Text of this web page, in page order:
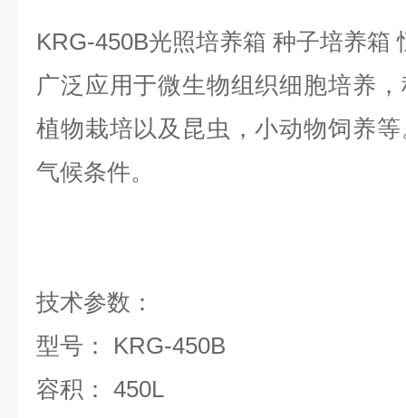
KRG-450B光照培养箱 种子培养箱
广泛应用于微生物组织细胞培养
植物栽培以及昆虫，小动物饲养
气候条件。
技术参数：
型号：
KRG-450B
容积： 450L